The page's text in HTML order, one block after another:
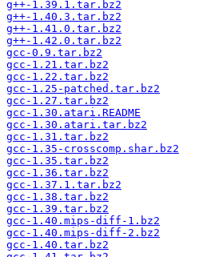
g++-1.39.1.tar.bz2
g++-1.40.3.tar.bz2
g++-1.41.0.tar.bz2
g++-1.42.0.tar.bz2
gcc-0.9.tar.bz2
gcc-1.21.tar.bz2
gcc-1.22.tar.bz2
gcc-1.25-patched.tar.bz2
gcc-1.27.tar.bz2
gcc-1.30.atari.README
gcc-1.30.atari.tar.bz2
gcc-1.31.tar.bz2
gcc-1.35-crosscomp.shar.bz2
gcc-1.35.tar.bz2
gcc-1.36.tar.bz2
gcc-1.37.1.tar.bz2
gcc-1.38.tar.bz2
gcc-1.39.tar.bz2
gcc-1.40.mips-diff-1.bz2
gcc-1.40.mips-diff-2.bz2
gcc-1.40.tar.bz2